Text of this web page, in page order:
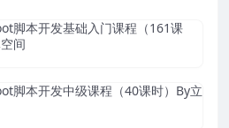
脚本开发基础入门课程（161课
间
脚本开发中级课程（40课时）By立